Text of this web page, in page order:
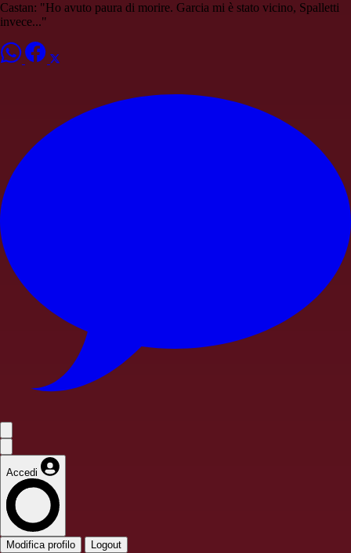
Castan: "Ho avuto paura di morire. Garcia mi è stato vicino, Spalletti
invece..."
Accedi
Modifica profilo Logout